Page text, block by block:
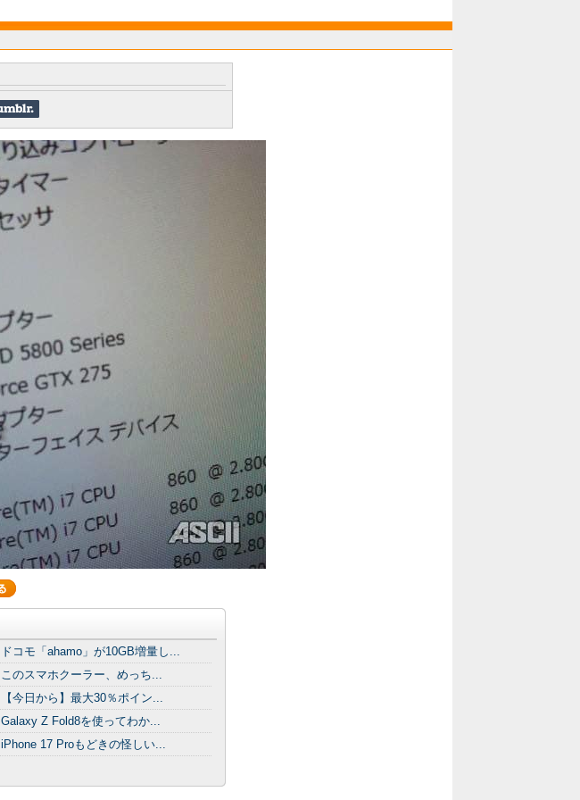
ドコモ「ahamo」が10GB増量し...
このスマホクーラー、めっち...
【今日から】最大30％ポイン...
Galaxy Z Fold8を使ってわか...
iPhone 17 Proもどきの怪しい...